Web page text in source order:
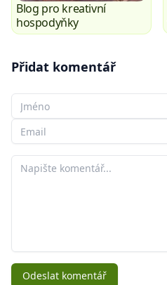
Blog pro kreativní
hospodyňky
Přidat komentář
Vaše jméno
Váš e-mail
Váš komentář
Odeslat komentář